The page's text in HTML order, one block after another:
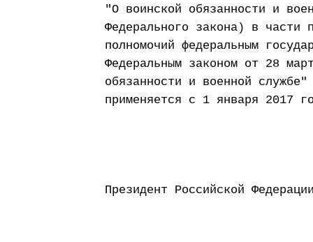
"О воинской обязанности и
Федерального закона) в части
полномочий федеральным
Федеральным законом от 28
обязанности и военной
применяется с 1 января 2017
Президент